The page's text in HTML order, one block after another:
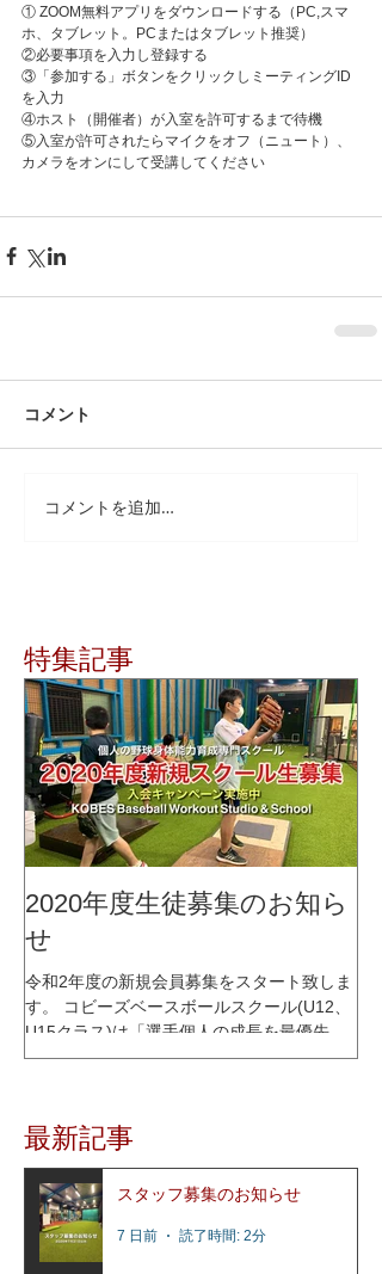
① ZOOM無料アプリをダウンロードする（PC,スマ
ホ、タブレット。PCまたはタブレット推奨）
②必要事項を入力し登録する
③「参加する」ボタンをクリックしミーティングID
を入力
④ホスト（開催者）が入室を許可するまで待機
⑤入室が許可されたらマイクをオフ（ニュート）、
カメラをオンにして受講してください
コメント
コメントを追加…
特集記事
2020年度生徒募集のお知ら
せ
令和2年度の新規会員募集をスタート致しま
す。 コビーズベースボールスクール(U12、
U15クラス)は「選手個人の成長を最優先に
考える」をコンセプトに、少人数制スクー
レッスン内容はコビーズ代表...
最新記事
スタッフ募集のお知らせ
7 日前 読了時間: 2分